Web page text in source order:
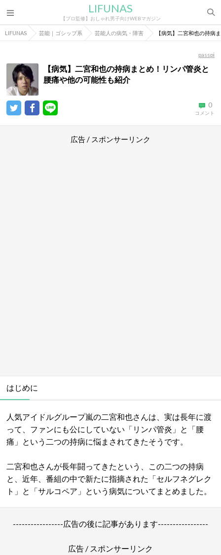
LIFUNAS
【プロ監修】おしゃれ男子向けWEBマガジン
LIFUNAS 芸能｜ゴシップ系 芸能人の病気・障害 【病気】二宮和也の持病
passpi
【病気】二宮和也の持病まとめ！リンパ管炎と
腰痛や他の可能性も紹介
0
コメント
広告 / スポンサーリンク
はじめに
人気アイドルグループ嵐の二宮和也さんは、実は長年に渡
って、ファンにも公にしていない「リンパ管炎」と「腰
痛」という二つの持病に悩まされてきたそうです。
二宮和也さんが長年闘ってきたという、この二つの持病
と、近年、番組の中で新たに指摘された「セルフネグレク
ト」と「サルコペア」という病気についてまとめました。
-----------------広告の後に記事があります-----------------
広告 / スポンサーリンク